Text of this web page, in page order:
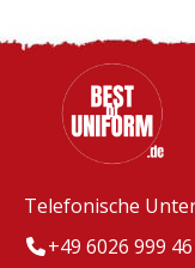
Telefonische
+49 6026 999